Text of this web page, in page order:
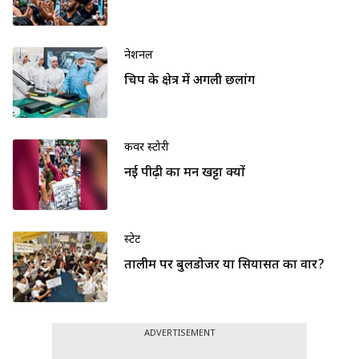
नेशनल
चिप के क्षेत्र में अगली छलांग
कवर स्टोरी
नई पीढ़ी का मन खट्टा क्यों
स्टेट
तालीम पर बुलडोजर या सियासत का वार?
ADVERTISEMENT